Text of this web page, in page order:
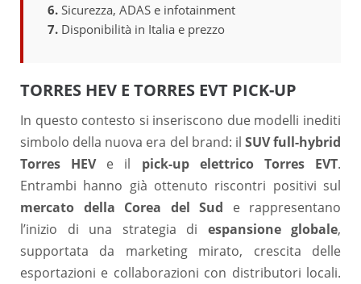
Sicurezza, ADAS e infotainment
Disponibilità in Italia e prezzo
TORRES HEV E TORRES EVT PICK-UP
In questo contesto si inseriscono due modelli inediti
simbolo della nuova era del brand: il SUV full-hybrid
Torres HEVe il pick-up elettrico Torres EVT.
Entrambi hanno già ottenuto riscontri positivi sul
mercato della Corea del Sud e rappresentano
l’inizio di una strategia di espansione globale,
supportata da marketing mirato, crescita delle
esportazioni e collaborazioni con distributori locali.